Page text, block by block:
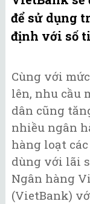
để sử dụng
định với số
Cùng với
lên, nhu cầu
dân cũng
nhiều ngân
hàng loạt
dùng với lãi
Ngân hàng
(VietBank)